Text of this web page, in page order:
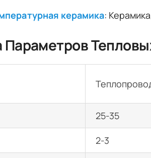
керамика:
Параметров
25-35
2-3